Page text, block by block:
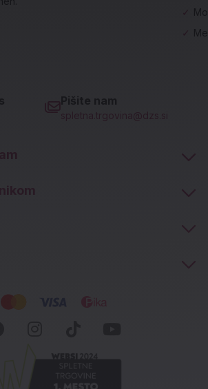
✓
✓
Pišite nam
spletna.trgovina@dzs.si